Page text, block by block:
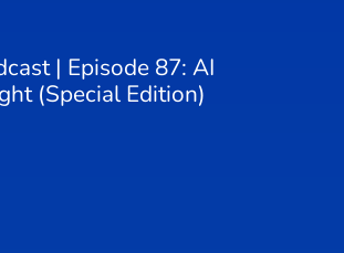
| Episode 87: AI
(Special Edition)